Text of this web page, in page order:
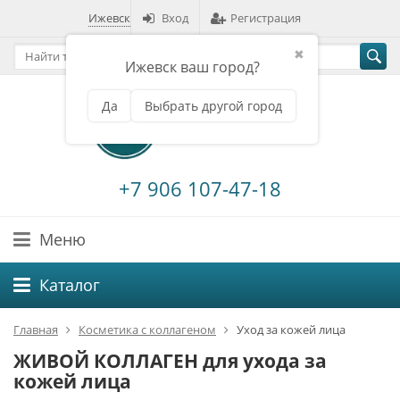
Ижевск
✖
Ижевск ваш город?
Да Выбрать другой город
Вход Регистрация
+7 906 107-47-18
Меню
Каталог
Главная Косметика с коллагеном Уход за кожей лица
ЖИВОЙ КОЛЛАГЕН для ухода за
кожей лица